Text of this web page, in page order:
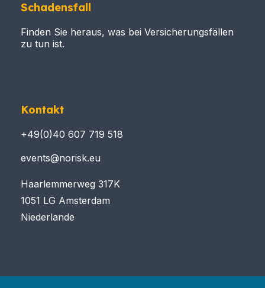
Schadensfall
Finden Sie heraus, was bei Versicherungsfällen
zu tun ist.
Kontakt
+49(0)40 607 719 518
events@norisk.eu
Haarlemmerweg 317K
1051 LG Amsterdam
Niederlande